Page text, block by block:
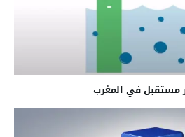
مستقبل في المغرب